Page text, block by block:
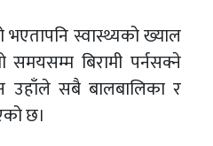
भएतापनि स्वास्थ्यको ख्याल
समयसम्म बिरामी पर्नसक्ने
उहाँले सबै बालबालिका र
छ।